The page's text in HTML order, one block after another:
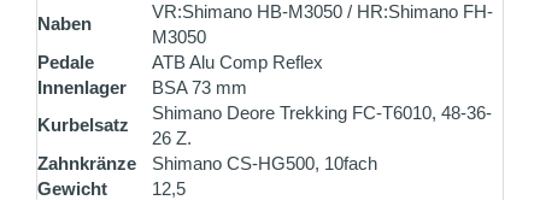
Naben
VR:Shimano HB-M3050 / HR:Shimano FH-
M3050
Pedale
ATB Alu Comp Reflex
Innenlager
BSA 73 mm
Kurbelsatz
Shimano Deore Trekking FC-T6010, 48-36-
26 Z.
Zahnkränze
Shimano CS-HG500, 10fach
Gewicht
12,5